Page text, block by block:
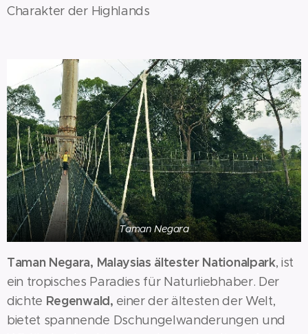
Charakter der Highlands
Taman Negara
Taman Negara, Malaysias ältester Nationalpark, ist
ein tropisches Paradies für Naturliebhaber. Der
dichte Regenwald, einer der ältesten der Welt,
bietet spannende Dschungelwanderungen und